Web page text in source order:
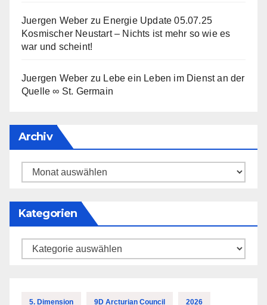
Juergen Weber zu Energie Update 05.07.25
Kosmischer Neustart – Nichts ist mehr so wie es
war und scheint!
Juergen Weber zu Lebe ein Leben im Dienst an der
Quelle ∞ St. Germain
Archiv
Archiv
Kategorien
Kategorien
5. Dimension 9D Arcturian Council 2026